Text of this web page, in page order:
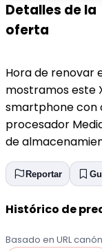
Detalles de la
oferta
Hora de renovar
mostramos este
smartphone con
procesador
de
Reportar
Histórico de
Basado en URL